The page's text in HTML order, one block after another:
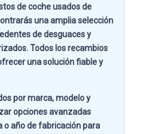
de coche usados de
una amplia selección
de desguaces y
Todos los recambios
una solución fiable y
pormarca, modelo y
opciones avanzadas
o año de fabricaciónpara